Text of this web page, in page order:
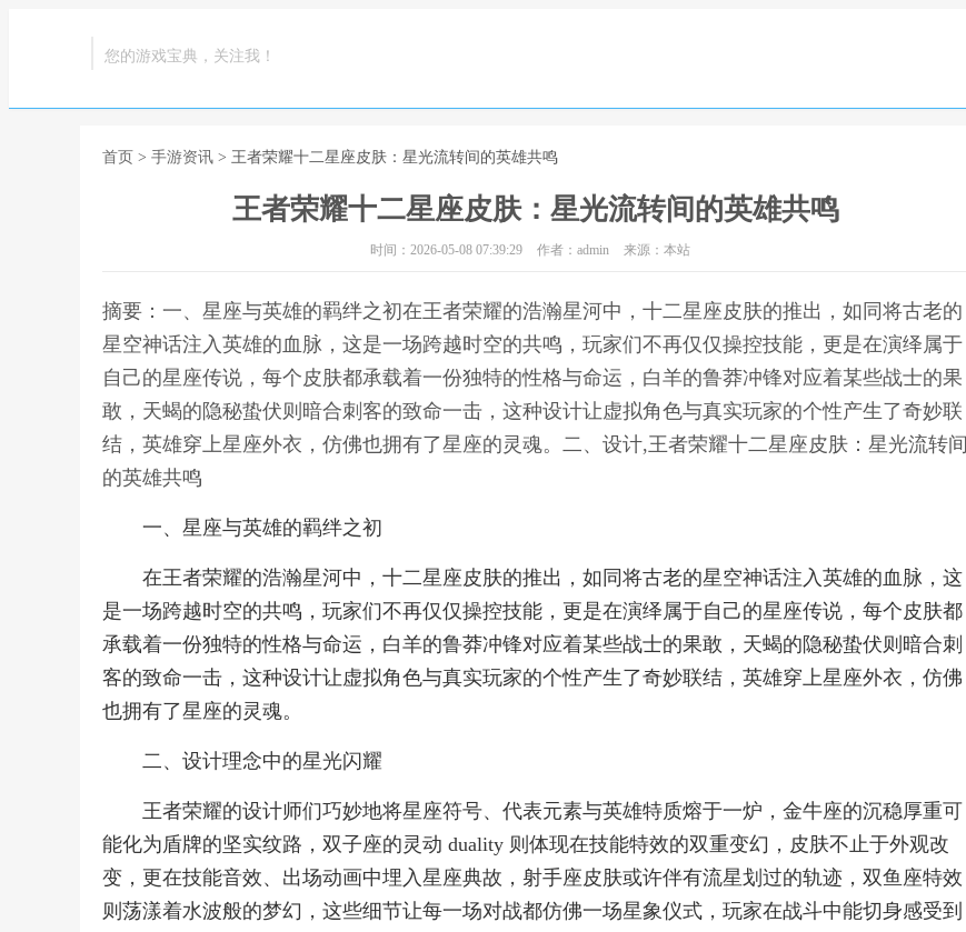
您的游戏宝典，关注我！
首页 > 手游资讯 > 王者荣耀十二星座皮肤：星光流转间的英雄共鸣
王者荣耀十二星座皮肤：星光流转间的英雄共鸣
时间：2026-05-08 07:39:29 作者：admin 来源：本站
摘要：一、星座与英雄的羁绊之初在王者荣耀的浩瀚星河中，十二星座皮肤的推出，如同将古老的
星空神话注入英雄的血脉，这是一场跨越时空的共鸣，玩家们不再仅仅操控技能，更是在演绎属于
自己的星座传说，每个皮肤都承载着一份独特的性格与命运，白羊的鲁莽冲锋对应着某些战士的果
敢，天蝎的隐秘蛰伏则暗合刺客的致命一击，这种设计让虚拟角色与真实玩家的个性产生了奇妙联
结，英雄穿上星座外衣，仿佛也拥有了星座的灵魂。二、设计,王者荣耀十二星座皮肤：星光流转间
的英雄共鸣
一、星座与英雄的羁绊之初
在王者荣耀的浩瀚星河中，十二星座皮肤的推出，如同将古老的星空神话注入英雄的血脉，这
是一场跨越时空的共鸣，玩家们不再仅仅操控技能，更是在演绎属于自己的星座传说，每个皮肤都
承载着一份独特的性格与命运，白羊的鲁莽冲锋对应着某些战士的果敢，天蝎的隐秘蛰伏则暗合刺
客的致命一击，这种设计让虚拟角色与真实玩家的个性产生了奇妙联结，英雄穿上星座外衣，仿佛
也拥有了星座的灵魂。
二、设计理念中的星光闪耀
王者荣耀的设计师们巧妙地将星座符号、代表元素与英雄特质熔于一炉，金牛座的沉稳厚重可
能化为盾牌的坚实纹路，双子座的灵动 duality 则体现在技能特效的双重变幻，皮肤不止于外观改
变，更在技能音效、出场动画中埋入星座典故，射手座皮肤或许伴有流星划过的轨迹，双鱼座特效
则荡漾着水波般的梦幻，这些细节让每一场对战都仿佛一场星象仪式，玩家在战斗中能切身感受到